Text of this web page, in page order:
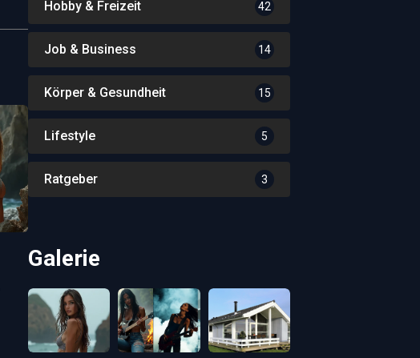
Hobby & Freizeit 42
Job & Business 14
Körper & Gesundheit 15
Lifestyle 5
Ratgeber 3
Galerie